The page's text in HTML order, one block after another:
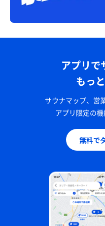
アプリで
もっ
サウナマップ、営
アプリ限定の
無料で